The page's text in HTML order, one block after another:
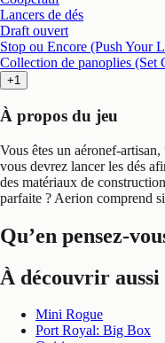
Lancers de dés
Draft ouvert
Stop ou Encore (Push Your
Collection de panoplies (Set
+1
À propos du jeu
Vous êtes un aéronef-
vous devrez lancer les dés
des matériaux de
parfaite ? Aerion comprend
Qu’en pensez-
À découvrir aussi
Mini Rogue
Port Royal: Big Box